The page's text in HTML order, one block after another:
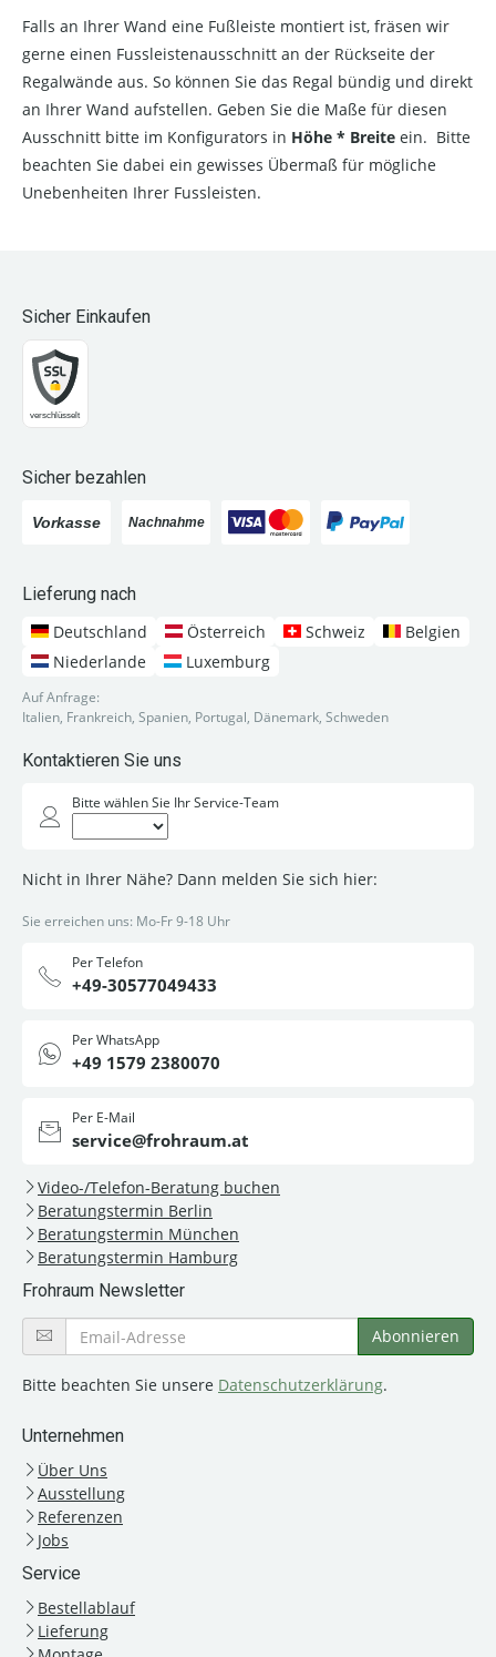
Falls an Ihrer Wand eine Fußleiste montiert ist, fräsen wir
gerne einen Fussleistenausschnitt an der Rückseite der
Regalwände aus. So können Sie das Regal bündig und direkt
an Ihrer Wand aufstellen. Geben Sie die Maße für diesen
Ausschnitt bitte im Konfigurators in Höhe * Breite ein. Bitte
beachten Sie dabei ein gewisses Übermaß für mögliche
Unebenheiten Ihrer Fussleisten.
Sicher Einkaufen
Sicher bezahlen
Lieferung nach
Deutschland
Österreich Schweiz
Belgien
Niederlande
Luxemburg
Auf Anfrage:
Italien, Frankreich, Spanien, Portugal, Dänemark, Schweden
Kontaktieren Sie uns
Bitte wählen Sie Ihr Service-Team
Nicht in Ihrer Nähe? Dann melden Sie sich hier:
Sie erreichen uns: Mo-Fr 9-18 Uhr
Per Telefon
+49-30577049433
Per WhatsApp
+49 1579 2380070
Per E-Mail
service@frohraum.at
Video-/Telefon-Beratung buchen
Beratungstermin Berlin
Beratungstermin München
Beratungstermin Hamburg
Frohraum Newsletter
Bitte beachten Sie unsere Datenschutzerklärung.
Unternehmen
Über Uns
Ausstellung
Referenzen
Jobs
Service
Bestellablauf
Lieferung